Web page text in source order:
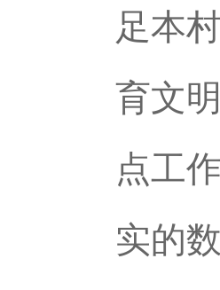
足本
育文
点工
实的